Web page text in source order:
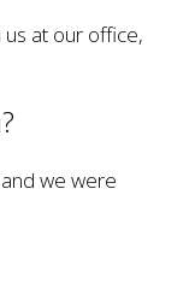
us at our office,
we were